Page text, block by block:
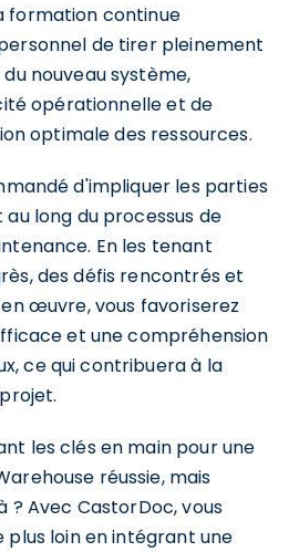
formation continue
de tirer pleinement
nouveau système,
opérationnelle et de
optimale des ressources.
d'impliquer les parties
long du processus de
En les tenant
des défis rencontrés et
œuvre, vous favoriserez
et une compréhension
ce qui contribuera à la
les clés en main pour une
réussie, mais
? Avec CastorDoc, vous
plus loin en intégrant une